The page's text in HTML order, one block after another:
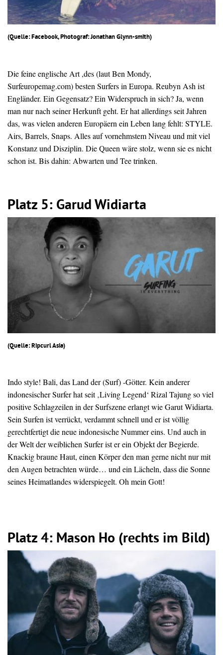
(Quelle: Facebook, Photograf: Jonathan Glynn-smith)
Die feine englische Art ,des (laut Ben Mondy,
Surfeuropemag.com) besten Surfers in Europa. Reubyn Ash ist
Engländer. Ein Gegensatz? Ein Widerspruch in sich? Ja, wenn
man nur nach seiner Herkunft geht. Er hat allerdings seit Jahren
das, was vielen anderen Europäern ein Leben lang fehlt: STYLE.
Airs, Barrels, Snaps. Alles auf vornehmstem Niveau und mit viel
Konstanz und Disziplin. Die Queen wäre stolz, wenn sie es nicht
schon ist. Bis dahin: Abwarten und Tee trinken.
Platz 5: Garud Widiarta
(Quelle: Ripcurl Asia)
Indo style! Bali, das Land der (Surf) -Götter. Kein anderer
indonesischer Surfer hat seit ‚Living Legend‘ Rizal Tajung so viel
positive Schlagzeilen in der Surfszene erlangt wie Garut Widiarta.
Sein Surfen ist verrückt, verdammt schnell und er ist völlig
gerechtfertigt die neue indonesische Nummer eins. Und auch in
der Welt der weiblichen Surfer ist er ein Objekt der Begierde.
Knackig braune Haut, einen Körper den man gerne nicht nur mit
den Augen betrachten würde… und ein Lächeln, dass die Sonne
seines Heimatlandes widerspiegelt. Oh mein Gott!
Platz 4: Mason Ho (rechts im Bild)